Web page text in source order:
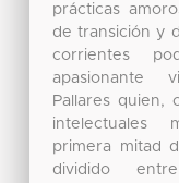
prácticas
de transición y
corrientes
apasionante
Pallares quien,
intelectuales
primera mitad
dividido